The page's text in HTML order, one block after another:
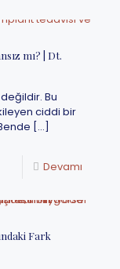
mı? | Dt.
Bu
ciddi bir
[…]
Devamı
Fark